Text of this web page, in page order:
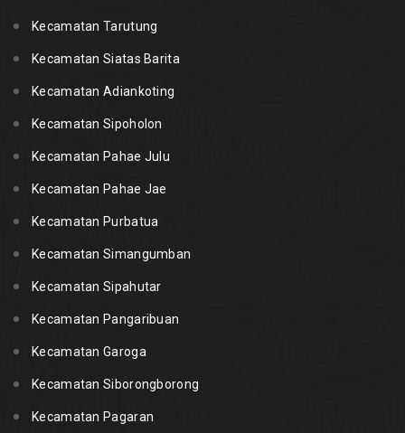
Kecamatan Tarutung
Kecamatan Siatas Barita
Kecamatan Adiankoting
Kecamatan Sipoholon
Kecamatan Pahae Julu
Kecamatan Pahae Jae
Kecamatan Purbatua
Kecamatan Simangumban
Kecamatan Sipahutar
Kecamatan Pangaribuan
Kecamatan Garoga
Kecamatan Siborongborong
Kecamatan Pagaran